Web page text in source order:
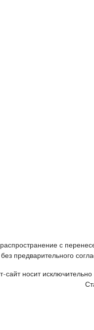
с
без предварительного
носит